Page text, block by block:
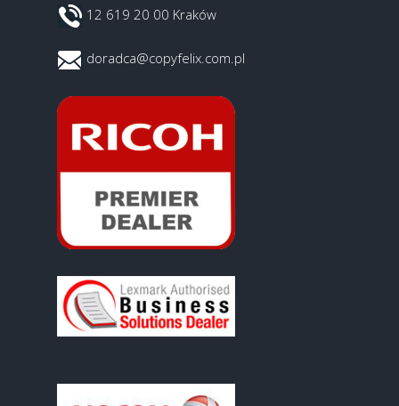
12 619 20 00 Kraków
doradca@copyfelix.com.pl